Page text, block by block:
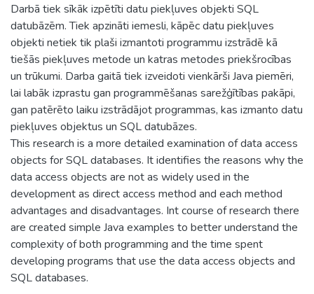
Darbā tiek sīkāk izpētīti datu piekļuves objekti SQL
datubāzēm. Tiek apzināti iemesli, kāpēc datu piekļuves
objekti netiek tik plaši izmantoti programmu izstrādē kā
tiešās piekļuves metode un katras metodes priekšrocības
un trūkumi. Darba gaitā tiek izveidoti vienkārši Java piemēri,
lai labāk izprastu gan programmēšanas sarežģītības pakāpi,
gan patērēto laiku izstrādājot programmas, kas izmanto datu
piekļuves objektus un SQL datubāzes.
This research is a more detailed examination of data access
objects for SQL databases. It identifies the reasons why the
data access objects are not as widely used in the
development as direct access method and each method
advantages and disadvantages. Int course of research there
are created simple Java examples to better understand the
complexity of both programming and the time spent
developing programs that use the data access objects and
SQL databases.